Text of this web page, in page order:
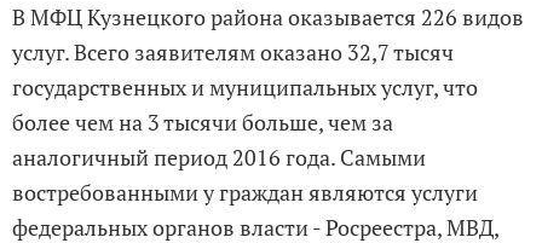
В МФЦ Кузнецкого района оказывается 226 видов
услуг. Всего заявителям оказано 32,7 тысяч
государственных и муниципальных услуг, что
более чем на 3 тысячи больше, чем за
аналогичный период 2016 года. Самыми
востребованными у граждан являются услуги
федеральных органов власти - Росреестра, МВД,